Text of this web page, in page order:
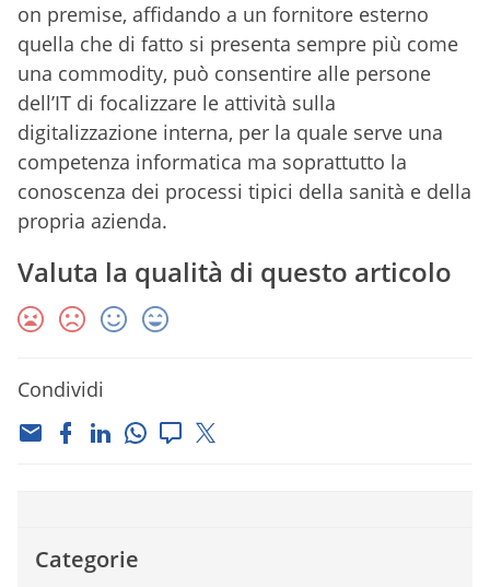
on premise, affidando a un fornitore esterno
quella che di fatto si presenta sempre più come
una commodity, può consentire alle persone
dell’IT di focalizzare le attività sulla
digitalizzazione interna, per la quale serve una
competenza informatica ma soprattutto la
conoscenza dei processi tipici della sanità e della
propria azienda.
Valuta la qualità di questo articolo
Condividi
Categorie